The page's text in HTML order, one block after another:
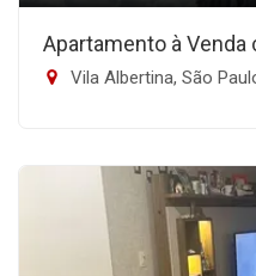
Apartamento à Venda
Vila Albertina, São